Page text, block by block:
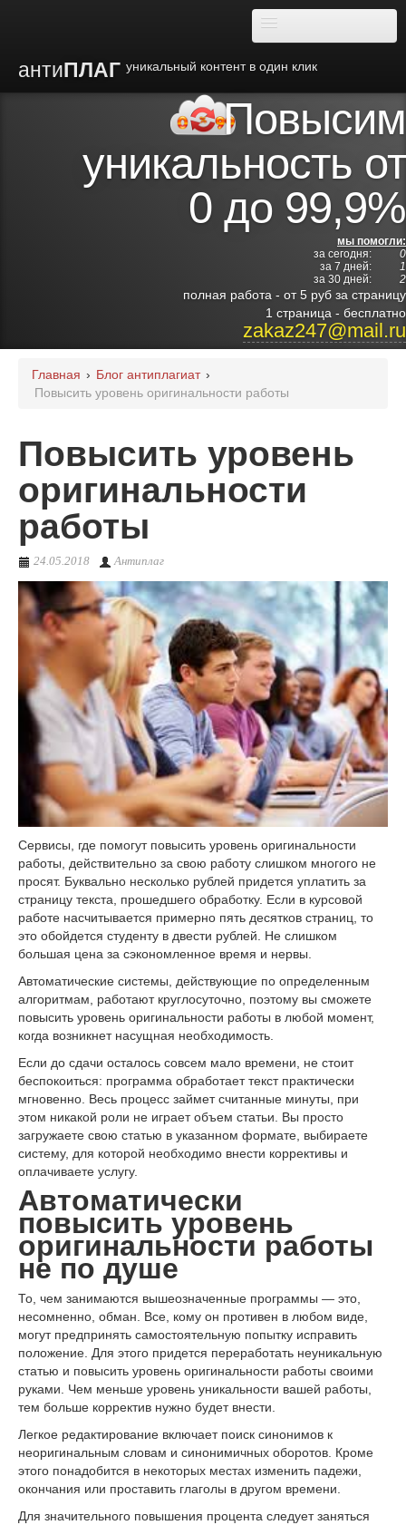
антиПЛАГ уникальный контент в один клик
Преимущества
Институты
Партнерам
О сервисе
Повысим
уникальность от
0 до 99,9%
мы помогли:
за сегодня:
0
за 7 дней:
1
за 30 дней:
2
полная работа - от 5 руб за страницу
1 страница - бесплатно
zakaz247@mail.ru
Главная › Блог антиплагиат ›
Повысить уровень оригинальности работы
Повысить уровень
оригинальности
работы
24.05.2018 Антиплаг
Сервисы, где помогут повысить уровень оригинальности
работы, действительно за свою работу слишком многого не
просят. Буквально несколько рублей придется уплатить за
страницу текста, прошедшего обработку. Если в курсовой
работе насчитывается примерно пять десятков страниц, то
это обойдется студенту в двести рублей. Не слишком
большая цена за сэкономленное время и нервы.
Автоматические системы, действующие по определенным
алгоритмам, работают круглосуточно, поэтому вы сможете
повысить уровень оригинальности работы в любой момент,
когда возникнет насущная необходимость.
Если до сдачи осталось совсем мало времени, не стоит
беспокоиться: программа обработает текст практически
мгновенно. Весь процесс займет считанные минуты, при
этом никакой роли не играет объем статьи. Вы просто
загружаете свою статью в указанном формате, выбираете
систему, для которой необходимо внести коррективы и
оплачиваете услугу.
Автоматически
повысить уровень
оригинальности работы
не по душе
То, чем занимаются вышеозначенные программы — это,
несомненно, обман. Все, кому он противен в любом виде,
могут предпринять самостоятельную попытку исправить
положение. Для этого придется переработать неуникальную
статью и повысить уровень оригинальности работы своими
руками. Чем меньше уровень уникальности вашей работы,
тем больше корректив нужно будет внести.
Легкое редактирование включает поиск синонимов к
неоригинальным словам и синонимичных оборотов. Кроме
этого понадобится в некоторых местах изменить падежи,
окончания или проставить глаголы в другом времени.
Для значительного повышения процента следует заняться